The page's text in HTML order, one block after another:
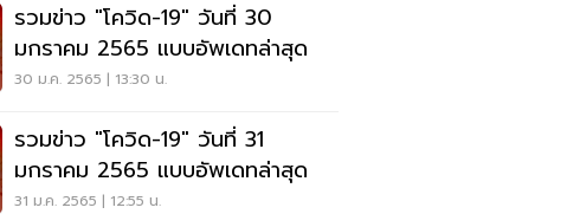
รวมข่าว "โควิด-19" วันที่ 30
มกราคม 2565 แบบอัพเดทล่าสุด
30 ม.ค. 2565 | 13:30 น.
รวมข่าว "โควิด-19" วันที่ 31
มกราคม 2565 แบบอัพเดทล่าสุด
31 ม.ค. 2565 | 12:55 น.